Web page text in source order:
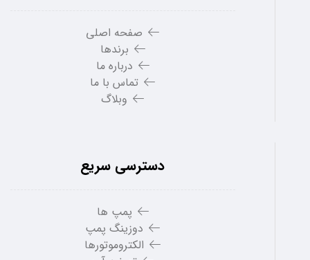
صفحه اصلی
برندها
درباره ما
تماس با ما
وبلاگ
دسترسی سریع
پمپ ها
دوزینگ پمپ
الکتروموتورها